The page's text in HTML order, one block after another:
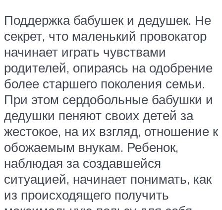
Поддержка бабушек и дедушек. Не
секрет, что маленький провокатор
начинает играть чувствами
родителей, опираясь на одобрение
более старшего поколения семьи.
При этом сердобольные бабушки и
дедушки пеняют своих детей за
жестокое, на их взгляд, отношение к
обожаемым внукам. Ребенок,
наблюдая за создавшейся
ситуацией, начинает понимать, как
из происходящего получить